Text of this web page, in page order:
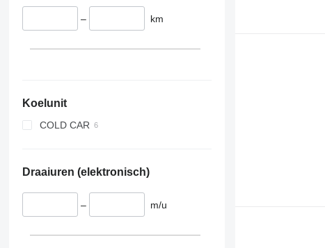
– km
Koelunit
COLD CAR
Draaiuren (elektronisch)
– m/u